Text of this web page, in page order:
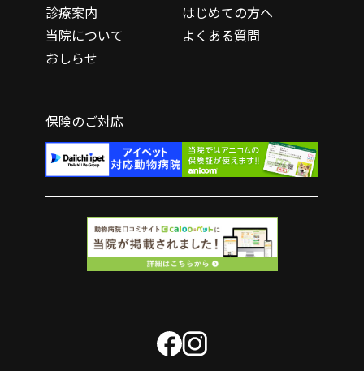
診療案内
はじめての方へ
当院について
よくある質問
おしらせ
保険のご対応